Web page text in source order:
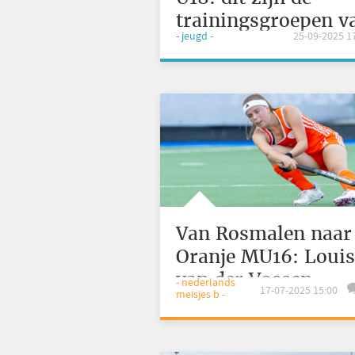
trainingsgroepen
Oranje
- jeugd - 25-09-2025
Van Rosmalen naar
Oranje MU16:
van der Vossen
maakt het waar
- nederlands
meisjes b -
17-07-2025 15:00